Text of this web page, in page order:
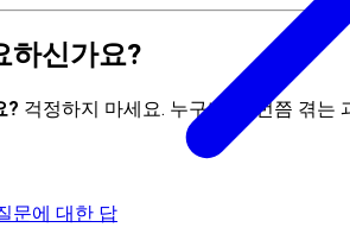
하신가요?
? 걱정하지 마세요. 누구나 한 번쯤 겪는
문에 대한 답